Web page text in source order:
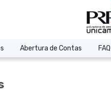
Abertura de Contas FAQ